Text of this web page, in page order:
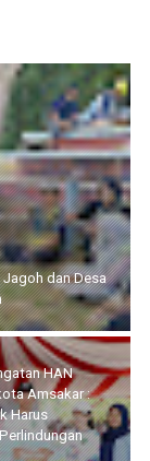
54
Akademi
Danlanud
Taruna Akademi